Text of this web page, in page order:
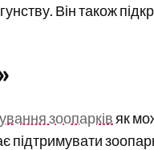
Він також
зоопарків як
підтримувати